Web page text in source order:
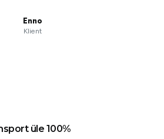
Enno
Klient
üle 100%